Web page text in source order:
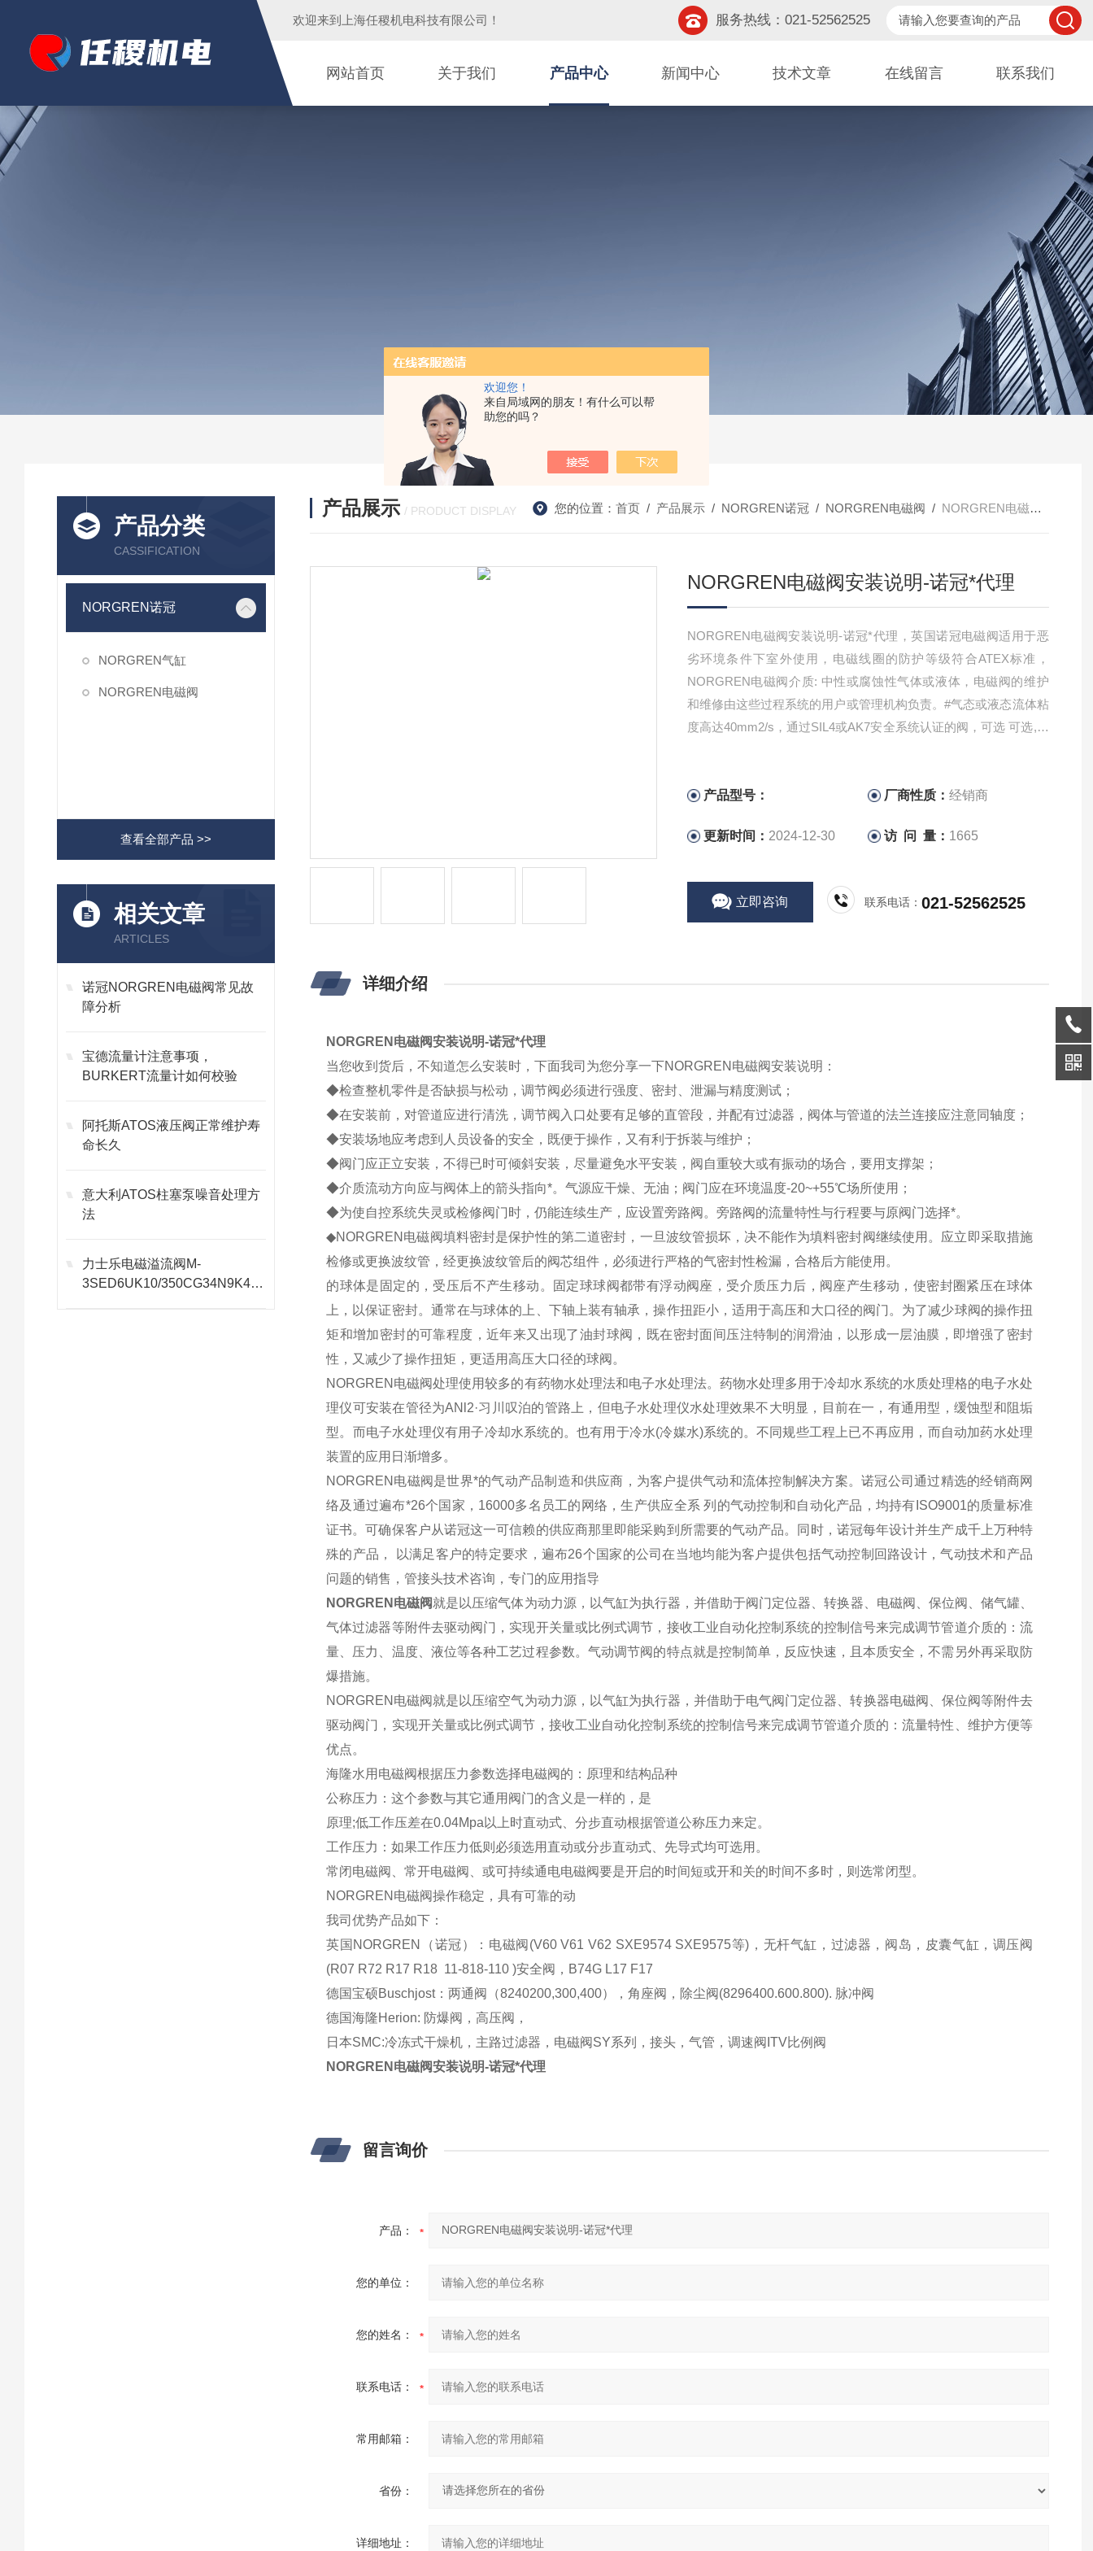
欢迎您！
来自局域网的朋友！有什么可以帮
助您的吗？
欢迎来到 上海任稷机电科技有限公司 ！ 服务热线：021-52562525
网站首页 关于我们 产品中心 新闻中心 技术文章 在线留言 联系我们
产品分类
CASSIFICATION
NORGREN诺冠
NORGREN气缸
NORGREN电磁阀
查看全部产品 >>
相关文章
ARTICLES
诺冠NORGREN电磁阀常见故
障分析
宝德流量计注意事项，
BURKERT流量计如何校验
阿托斯ATOS液压阀正常维护寿
命长久
意大利ATOS柱塞泵噪音处理方
法
力士乐电磁溢流阀M-
3SED6UK10/350CG34N9K4选
产品展示 / PRODUCT DISPLAY 您的位置： 首页/ 产品展示/ NORGREN诺冠/ NORGREN电磁阀 / NORGREN电磁阀安装说明-诺冠*代理
NORGREN电磁阀安装说明-诺冠*代理
NORGREN电磁阀安装说明-诺冠*代理，英国诺冠电磁阀适用于恶
劣环境条件下室外使用，电磁线圈的防护等级符合ATEX标准，
NORGREN电磁阀介质: 中性或腐蚀性气体或液体，电磁阀的维护
和维修由这些过程系统的用户或管理机构负责。#气态或液态流体粘
度高达40mm2/s，通过SIL4或AK7安全系统认证的阀，可选 可选,建
产品型号： 厂商性质：经销商
更新时间： 2024-12-30 访 问 量： 1665
立即咨询 联系电话：021-52562525
详细介绍
NORGREN电磁阀安装说明-诺冠*代理
当您收到货后，不知道怎么安装时，下面我司为您分享一下NORGREN电磁阀安装说明：
◆检查整机零件是否缺损与松动，调节阀必须进行强度、密封、泄漏与精度测试；
◆在安装前，对管道应进行清洗，调节阀入口处要有足够的直管段，并配有过滤器，阀体与管道的法兰连接应注意同轴度；
◆安装场地应考虑到人员设备的安全，既便于操作，又有利于拆装与维护；
◆阀门应正立安装，不得已时可倾斜安装，尽量避免水平安装，阀自重较大或有振动的场合，要用支撑架；
◆介质流动方向应与阀体上的箭头指向*。气源应干燥、无油；阀门应在环境温度-20~+55℃场所使用；
◆为使自控系统失灵或检修阀门时，仍能连续生产，应设置旁路阀。旁路阀的流量特性与行程要与原阀门选择*。
◆NORGREN电磁阀填料密封是保护性的第二道密封，一旦波纹管损坏，决不能作为填料密封阀继续使用。应立即采取措施
检修或更换波纹管，经更换波纹管后的阀芯组件，必须进行严格的气密封性检漏，合格后方能使用。
的球体是固定的，受压后不产生移动。固定球球阀都带有浮动阀座，受介质压力后，阀座产生移动，使密封圈紧压在球体
上，以保证密封。通常在与球体的上、下轴上装有轴承，操作扭距小，适用于高压和大口径的阀门。为了减少球阀的操作扭
矩和增加密封的可靠程度，近年来又出现了油封球阀，既在密封面间压注特制的润滑油，以形成一层油膜，即增强了密封
性，又减少了操作扭矩，更适用高压大口径的球阀。
NORGREN电磁阀处理使用较多的有药物水处理法和电子水处理法。药物水处理多用于冷却水系统的水质处理格的电子水处
理仪可安装在管径为ANl2·习川叹泊的管路上，但电子水处理仪水处理效果不大明显，目前在一，有通用型，缓蚀型和阻垢
型。而电子水处理仪有用子冷却水系统的。也有用于冷水(冷媒水)系统的。不同规些工程上已不再应用，而自动加药水处理
装置的应用日渐增多。
NORGREN电磁阀是世界*的气动产品制造和供应商，为客户提供气动和流体控制解决方案。诺冠公司通过精选的经销商网
络及通过遍布*26个国家，16000多名员工的网络，生产供应全系 列的气动控制和自动化产品，均持有ISO9001的质量标准
证书。可确保客户从诺冠这一可信赖的供应商那里即能采购到所需要的气动产品。同时，诺冠每年设计并生产成千上万种特
殊的产品， 以满足客户的特定要求，遍布26个国家的公司在当地均能为客户提供包括气动控制回路设计，气动技术和产品
问题的销售，管接头技术咨询，专门的应用指导
NORGREN电磁阀就是以压缩气体为动力源，以气缸为执行器，并借助于阀门定位器、转换器、电磁阀、保位阀、储气罐、
气体过滤器等附件去驱动阀门，实现开关量或比例式调节，接收工业自动化控制系统的控制信号来完成调节管道介质的：流
量、压力、温度、液位等各种工艺过程参数。气动调节阀的特点就是控制简单，反应快速，且本质安全，不需另外再采取防
爆措施。
NORGREN电磁阀就是以压缩空气为动力源，以气缸为执行器，并借助于电气阀门定位器、转换器电磁阀、保位阀等附件去
驱动阀门，实现开关量或比例式调节，接收工业自动化控制系统的控制信号来完成调节管道介质的：流量特性、维护方便等
优点。
海隆水用电磁阀根据压力参数选择电磁阀的：原理和结构品种
公称压力：这个参数与其它通用阀门的含义是一样的，是
原理;低工作压差在0.04Mpa以上时直动式、分步直动根据管道公称压力来定。
工作压力：如果工作压力低则必须选用直动或分步直动式、先导式均可选用。
常闭电磁阀、常开电磁阀、或可持续通电电磁阀要是开启的时间短或开和关的时间不多时，则选常闭型。
NORGREN电磁阀操作稳定，具有可靠的动
我司优势产品如下：
英国NORGREN（诺冠）：电磁阀(V60 V61 V62 SXE9574 SXE9575等)，无杆气缸，过滤器，阀岛，皮囊气缸，调压阀
(R07 R72 R17 R18 11-818-110 )安全阀，B74G L17 F17
德国宝硕Buschjost：两通阀（8240200,300,400），角座阀，除尘阀(8296400.600.800). 脉冲阀
德国海隆Herion: 防爆阀，高压阀，
日本SMC:冷冻式干燥机，主路过滤器，电磁阀SY系列，接头，气管，调速阀ITV比例阀
NORGREN电磁阀安装说明-诺冠*代理
留言询价
产品：
您的单位：
您的姓名：
联系电话：
常用邮箱：
省份：
详细地址：